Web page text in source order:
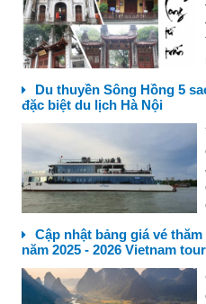
Du thuyền Sông Hồng 5
đặc biệt du lịch Hà Nội
Cập nhật bảng giá vé
năm 2025 - 2026 Vietnam